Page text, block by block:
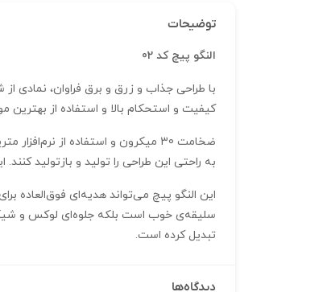
توضیحات
النگو پیچ کد 02
کیفیت و استحکام بالا و استفاده از
به راحتی این طراحی را تولید و بازتولید
این النگو پیچ می‌تواند هدیه‌ای فوق‌العاده
تبدیل کرده است.
دیدگاه‌ها